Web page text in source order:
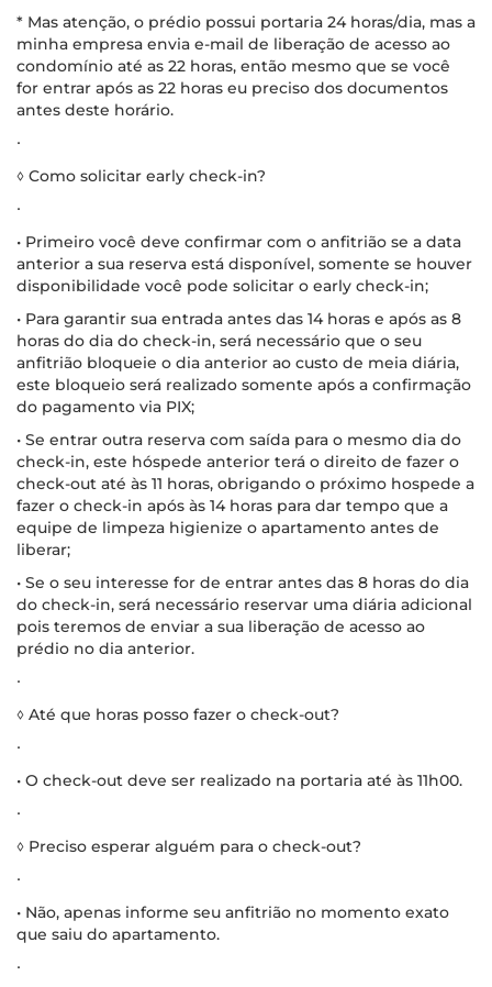
* Mas atenção, o prédio possui portaria 24 horas/dia, mas a
minha empresa envia e-mail de liberação de acesso ao
condomínio até as 22 horas, então mesmo que se você
for entrar após as 22 horas eu preciso dos documentos
antes deste horário.
∙
◊ Como solicitar early check-in?
∙
• Primeiro você deve confirmar com o anfitrião se a data
anterior a sua reserva está disponível, somente se houver
disponibilidade você pode solicitar o early check-in;
• Para garantir sua entrada antes das 14 horas e após as 8
horas do dia do check-in, será necessário que o seu
anfitrião bloqueie o dia anterior ao custo de meia diária,
este bloqueio será realizado somente após a confirmação
do pagamento via PIX;
• Se entrar outra reserva com saída para o mesmo dia do
check-in, este hóspede anterior terá o direito de fazer o
check-out até às 11 horas, obrigando o próximo hospede a
fazer o check-in após às 14 horas para dar tempo que a
equipe de limpeza higienize o apartamento antes de
liberar;
• Se o seu interesse for de entrar antes das 8 horas do dia
do check-in, será necessário reservar uma diária adicional
pois teremos de enviar a sua liberação de acesso ao
prédio no dia anterior.
∙
◊ Até que horas posso fazer o check-out?
∙
• O check-out deve ser realizado na portaria até às 11h00.
∙
◊ Preciso esperar alguém para o check-out?
∙
• Não, apenas informe seu anfitrião no momento exato
que saiu do apartamento.
∙